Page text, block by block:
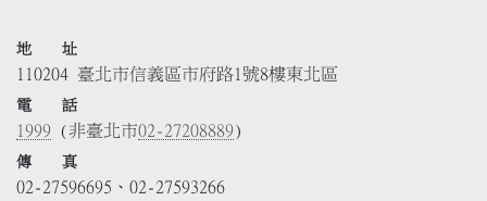
地 址
110204 臺北市信義區市府路1號8樓東北區
電 話
1999 (非臺北市02-27208889)
傳 真
02-27596695、02-27593266